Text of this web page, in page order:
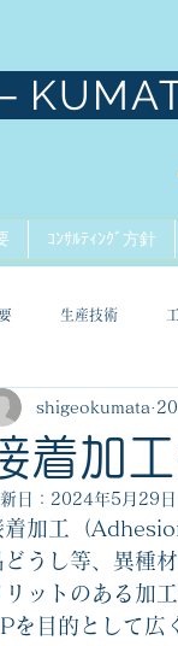
ｺﾝｻﾙﾃｨﾝｸﾞ方針
生産技術
着加
shigeokumata
日： 2024年5月29日
着加工（
どうし等、異種
リットのある加
を目的として広